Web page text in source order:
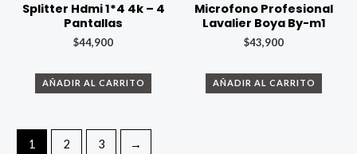
Splitter Hdmi 1*4 4k – 4
Pantallas
$44,900
AÑADIR AL CARRITO
Microfono Profesional
Lavalier Boya By-m1
$43,900
AÑADIR AL CARRITO
1 2 3 →